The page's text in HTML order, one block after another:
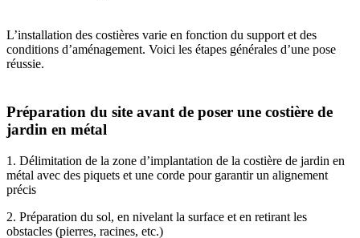
L’installation des costières varie en fonction du support et des
conditions d’aménagement. Voici les étapes générales d’une pose
réussie.
Préparation du site avant de poser une costière de
jardin en métal
1. Délimitation de la zone d’implantation de la costière de jardin en
métal avec des piquets et une corde pour garantir un alignement
précis
2. Préparation du sol, en nivelant la surface et en retirant les
obstacles (pierres, racines, etc.)